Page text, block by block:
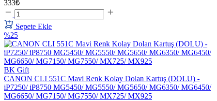
333₺
Sepete Ekle
%25
BK Gift
CANON CLI 551C Mavi Renk Kolay Dolan Kartuş (DOLU) -
iP7250/ iP8750 MG5450/ MG5550/ MG5650/ MG6350/ MG6450/
MG6650/ MG7150/ MG7550/ MX725/ MX925